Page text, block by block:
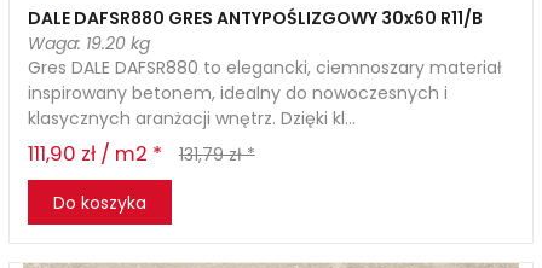
DALE DAFSR880 GRES ANTYPOŚLIZGOWY 30x60 R11/B
Waga: 19.20 kg
Gres DALE DAFSR880 to elegancki, ciemnoszary materiał
inspirowany betonem, idealny do nowoczesnych i
klasycznych aranżacji wnętrz. Dzięki kl...
111,90 zł / m2 *
131,79 zł *
Do koszyka